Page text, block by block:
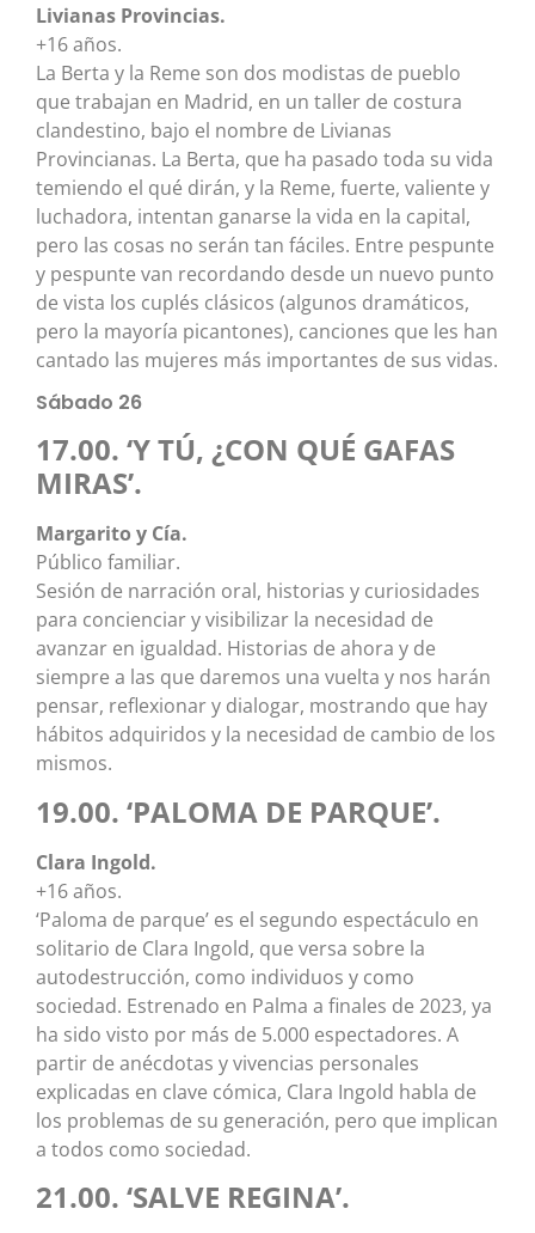
Livianas Provincias.
+16 años.
La Berta y la Reme son dos modistas de pueblo
que trabajan en Madrid, en un taller de costura
clandestino, bajo el nombre de Livianas
Provincianas. La Berta, que ha pasado toda su vida
temiendo el qué dirán, y la Reme, fuerte, valiente y
luchadora, intentan ganarse la vida en la capital,
pero las cosas no serán tan fáciles. Entre pespunte
y pespunte van recordando desde un nuevo punto
de vista los cuplés clásicos (algunos dramáticos,
pero la mayoría picantones), canciones que les han
cantado las mujeres más importantes de sus vidas.
Sábado 26
17.00. ‘Y TÚ, ¿CON QUÉ GAFAS
MIRAS’.
Margarito y Cía.
Público familiar.
Sesión de narración oral, historias y curiosidades
para concienciar y visibilizar la necesidad de
avanzar en igualdad. Historias de ahora y de
siempre a las que daremos una vuelta y nos harán
pensar, reflexionar y dialogar, mostrando que hay
hábitos adquiridos y la necesidad de cambio de los
mismos.
19.00. ‘PALOMA DE PARQUE’.
Clara Ingold.
+16 años.
‘Paloma de parque’ es el segundo espectáculo en
solitario de Clara Ingold, que versa sobre la
autodestrucción, como individuos y como
sociedad. Estrenado en Palma a finales de 2023, ya
ha sido visto por más de 5.000 espectadores. A
partir de anécdotas y vivencias personales
explicadas en clave cómica, Clara Ingold habla de
los problemas de su generación, pero que implican
a todos como sociedad.
21.00. ‘SALVE REGINA’.